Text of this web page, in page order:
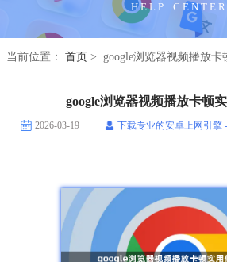
H E L P C E N T E R
当前位置： 首页 > google浏览器视频播放卡
google浏览器视频播放卡顿
2026-03-19 下载专业的安卓上网引擎